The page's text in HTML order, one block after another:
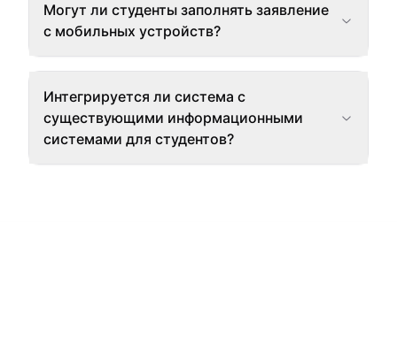
Могут ли студенты заполнять заявление
с мобильных устройств?
Интегрируется ли система с
существующими информационными
системами для студентов?